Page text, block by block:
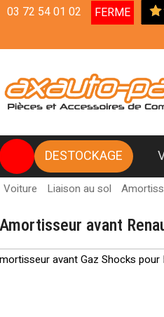
03 72 54 01 02 FERME
Livraison en
DESTOCKAGE
Voiture Liaison au sol
Amortisseur avant
avant Gaz Shocks pour